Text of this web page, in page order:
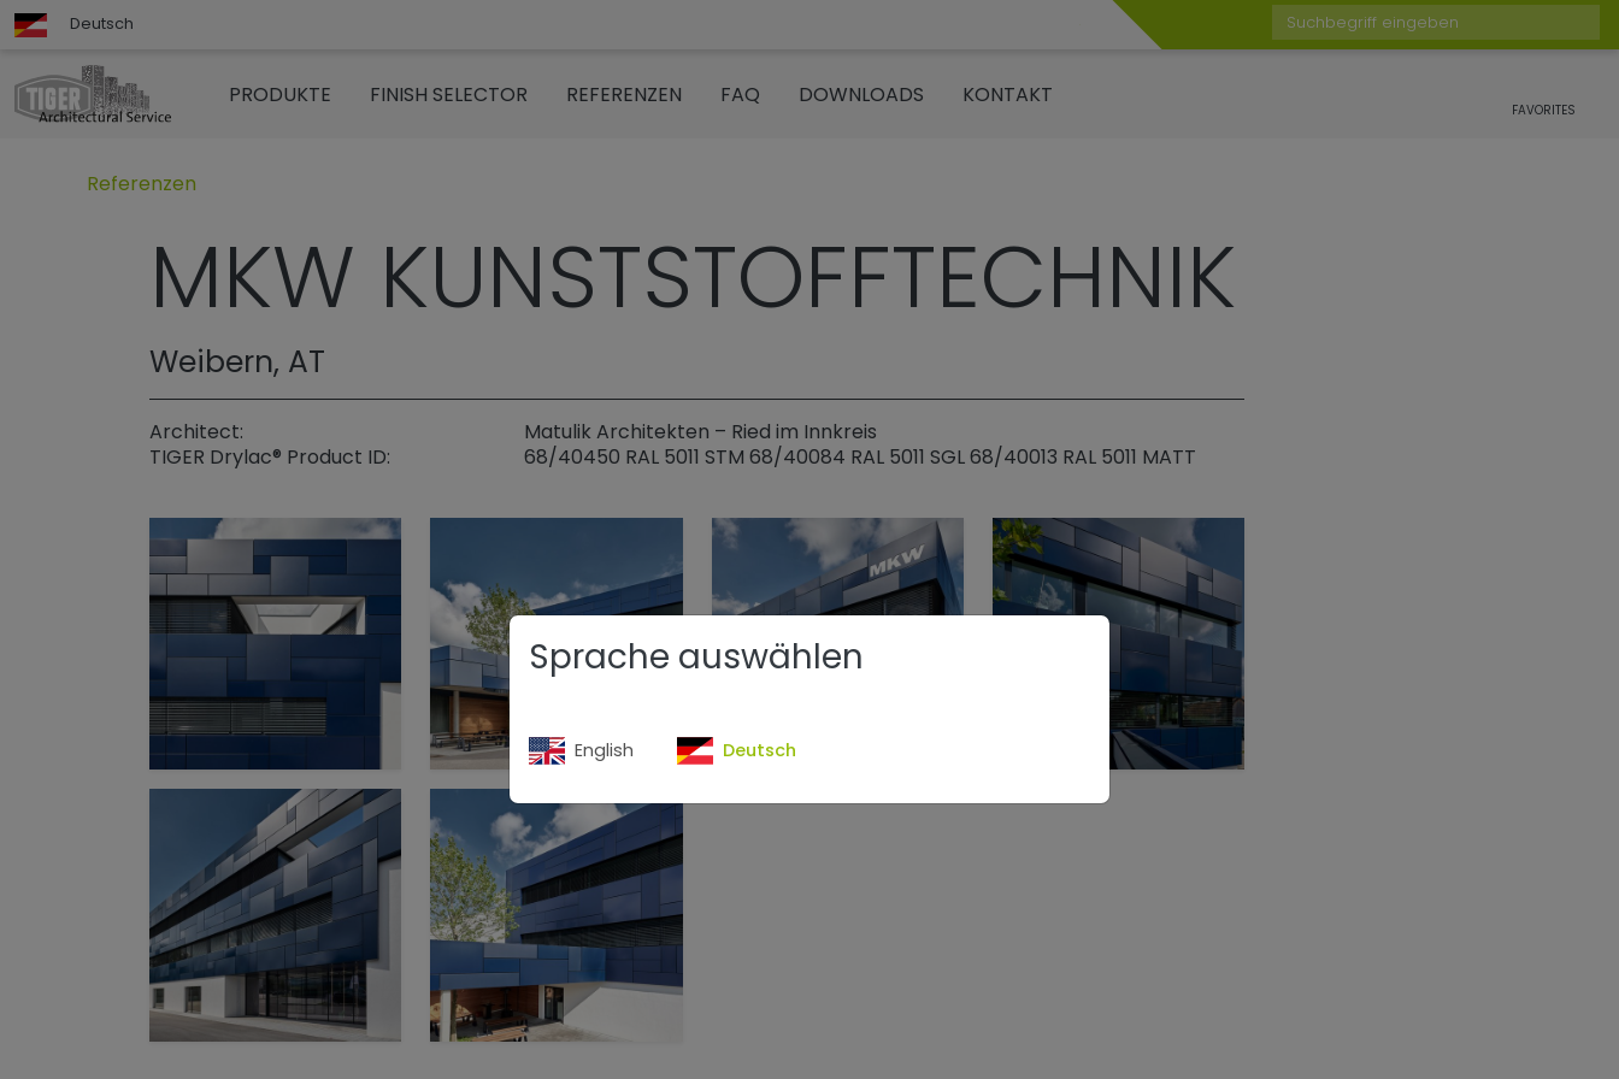
Deutsch Suchbegriff eingeben
PRODUKTE FINISH SELECTOR REFERENZEN FAQ DOWNLOADS KONTAKT
FAVORITES
Untermenü öffnen für „www.tigerarchitectural.com“
Referenzen
MKW KUNSTSTOFFTECHNIK
Weibern, AT
Architect:
Matulik Architekten – Ried im Innkreis
TIGER Drylac® Product ID:
68/40450 RAL 5011 STM 68/40084 RAL 5011 SGL 68/40013 RAL 5011 MATT
Sprache auswählen
English Deutsch